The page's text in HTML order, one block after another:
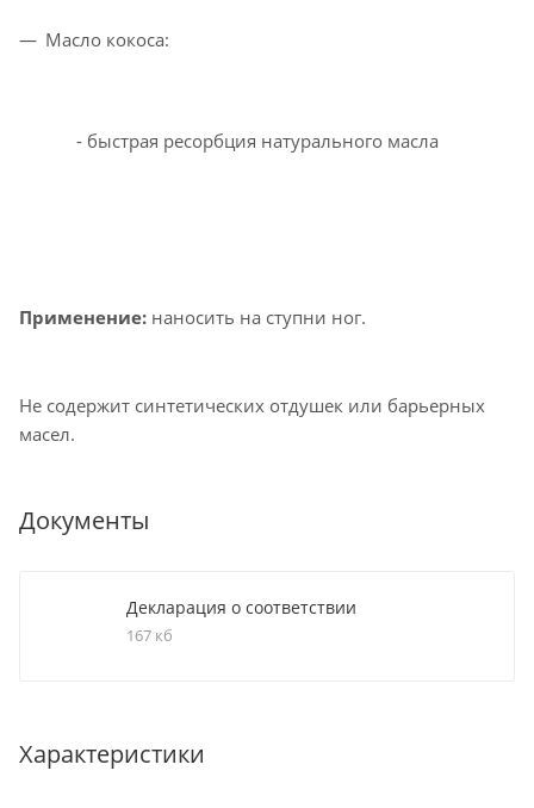
Масло кокоса:
- быстрая ресорбция натурального масла
Применение: наносить на ступни ног.
Не содержит синтетических отдушек или барьерных
масел.
Документы
Декларация о соответствии
167 кб
Характеристики